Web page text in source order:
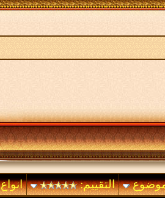
التقييم: